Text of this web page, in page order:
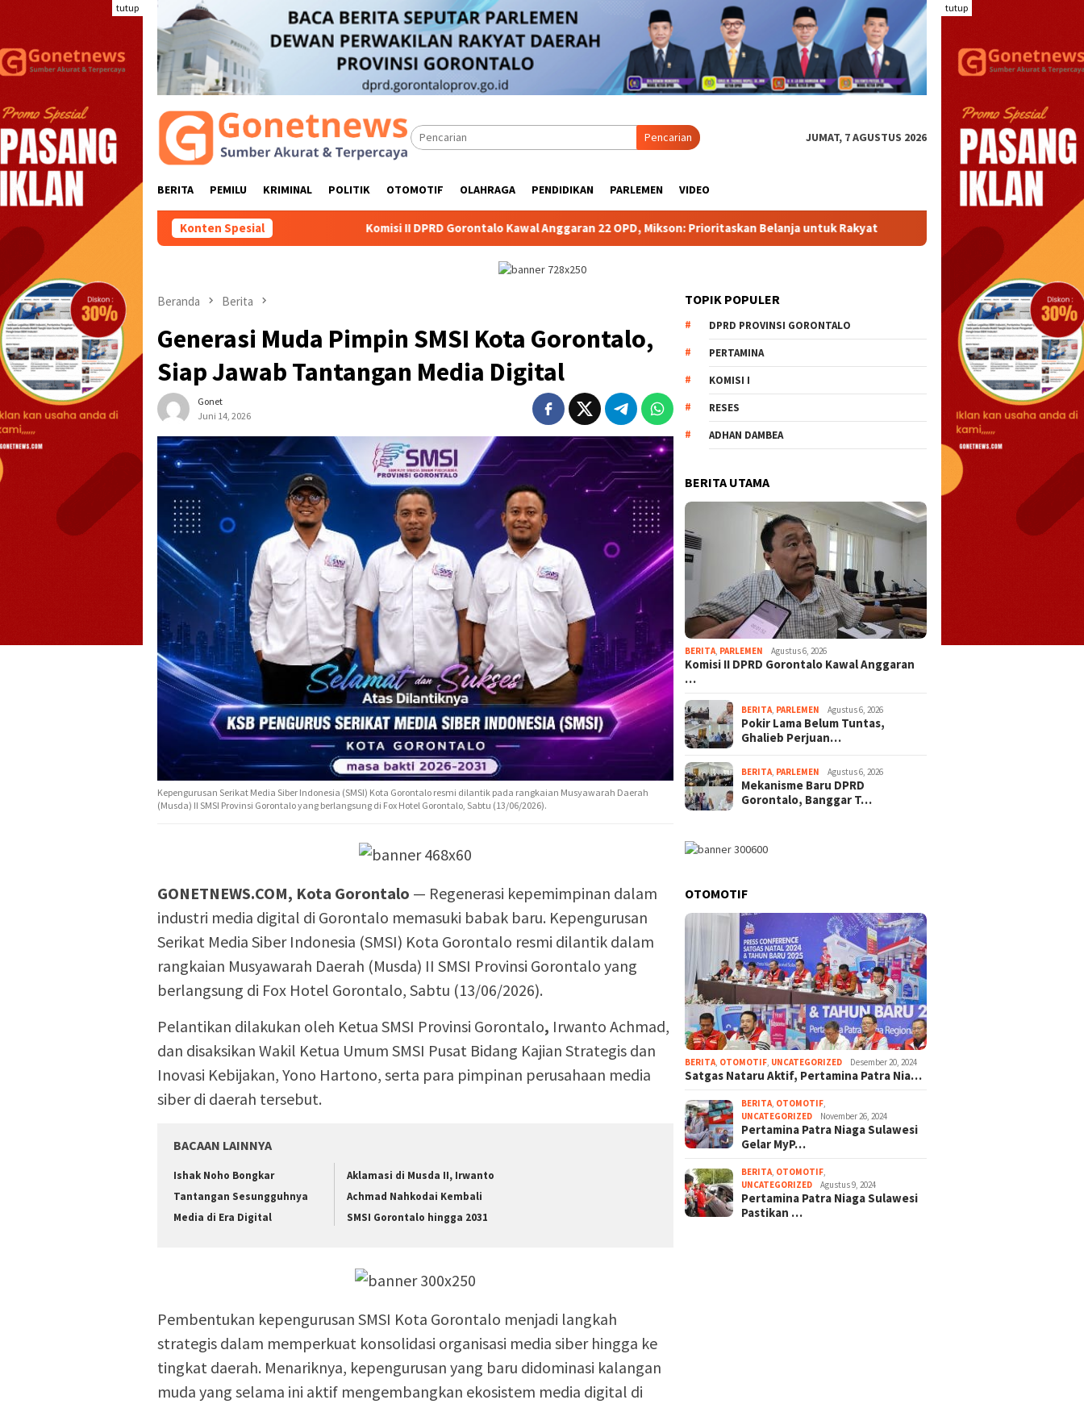
tutup tutup
Pencarian JUMAT, 7 AGUSTUS 2026
BERITA PEMILU KRIMINAL POLITIK OTOMOTIF OLAHRAGA PENDIDIKAN PARLEMEN VIDEO
Konten SpesialKomisi II DPRD Gorontalo Kawal Anggaran 22 OPD, Mikson: Prioritaskan Belanja untuk Rakyat Pokir Lama Belum Tuntas, Ghalieb Perjuangkan
Beranda Berita
Generasi Muda Pimpin SMSI Kota Gorontalo,
Siap Jawab Tantangan Media Digital
Gonet
Juni 14, 2026
Kepengurusan Serikat Media Siber Indonesia (SMSI) Kota Gorontalo resmi dilantik pada rangkaian Musyawarah Daerah
(Musda) II SMSI Provinsi Gorontalo yang berlangsung di Fox Hotel Gorontalo, Sabtu (13/06/2026).
GONETNEWS.COM, Kota Gorontalo — Regenerasi kepemimpinan dalam
industri media digital di Gorontalo memasuki babak baru. Kepengurusan
Serikat Media Siber Indonesia (SMSI) Kota Gorontalo resmi dilantik dalam
rangkaian Musyawarah Daerah (Musda) II SMSI Provinsi Gorontalo yang
berlangsung di Fox Hotel Gorontalo, Sabtu (13/06/2026).
Pelantikan dilakukan oleh Ketua SMSI Provinsi Gorontalo, Irwanto Achmad,
dan disaksikan Wakil Ketua Umum SMSI Pusat Bidang Kajian Strategis dan
Inovasi Kebijakan, Yono Hartono, serta para pimpinan perusahaan media
siber di daerah tersebut.
BACAAN LAINNYA
Ishak Noho Bongkar
Tantangan Sesungguhnya
Media di Era Digital
Aklamasi di Musda II, Irwanto
Achmad Nahkodai Kembali
SMSI Gorontalo hingga 2031
Pembentukan kepengurusan SMSI Kota Gorontalo menjadi langkah
strategis dalam memperkuat konsolidasi organisasi media siber hingga ke
tingkat daerah. Menariknya, kepengurusan yang baru didominasi kalangan
muda yang selama ini aktif mengembangkan ekosistem media digital di
TOPIK POPULER
DPRD PROVINSI GORONTALO
PERTAMINA
KOMISI I
RESES
ADHAN DAMBEA
BERITA UTAMA
BERITA, PARLEMEN Agustus 6, 2026
Komisi II DPRD Gorontalo Kawal Anggaran
…
BERITA, PARLEMEN Agustus 6, 2026
Pokir Lama Belum Tuntas,
Ghalieb Perjuan…
BERITA, PARLEMEN Agustus 6, 2026
Mekanisme Baru DPRD
Gorontalo, Banggar T…
OTOMOTIF
BERITA OTOMOTIF UNCATEGORIZED Desember 20, 2024
Satgas Nataru Aktif, Pertamina Patra Nia…
BERITA OTOMOTIF
UNCATEGORIZED
November 26, 2024
Pertamina Patra Niaga Sulawesi
Gelar MyP…
BERITA OTOMOTIF
UNCATEGORIZED
Agustus 9, 2024
Pertamina Patra Niaga Sulawesi
Pastikan …